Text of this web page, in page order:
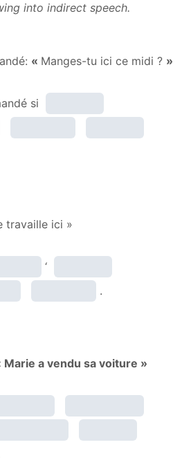
into indirect speech.
« Manges-tu ici ce midi ? »
si
travaille ici »
‘
.
Marie a vendu sa voiture »